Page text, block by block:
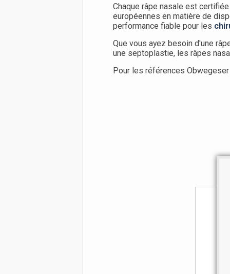
Chaque râpe nasale est
européennes en matière de
performance fiable pour les
Que vous ayez besoin d'une
une septoplastie, les râpes
Pour les références